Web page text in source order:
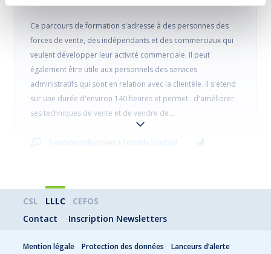
Ce parcours de formation s'adresse à des personnes des
forces de vente, des indépendants et des commerciaux qui
veulent développer leur activité commerciale. Il peut
également être utile aux personnels des services
administratifs qui sont en relation avec la clientèle. Il s'étend
sur une durée d'environ 140 heures et permet : d'améliorer
ses techniques de vente et de vendre de…
5 modules obligatoires + 1 module facultatif
CSL LLLC
CEFOS
Contact
Inscription Newsletters
Mention légale Protection des données Lanceurs d’alerte